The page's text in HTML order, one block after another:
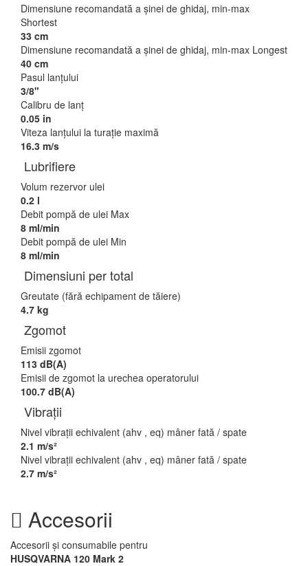
Dimensiune recomandată a şinei de ghidaj, min-max
Shortest
33 cm
Dimensiune recomandată a şinei de ghidaj, min-max Longest
40 cm
Pasul lanţului
3/8"
Calibru de lanţ
0.05 in
Viteza lanţului la turaţie maximă
16.3 m/s
Lubrifiere
Volum rezervor ulei
0.2 l
Debit pompă de ulei Max
8 ml/min
Debit pompă de ulei Min
8 ml/min
Dimensiuni per total
Greutate (fără echipament de tăiere)
4.7 kg
Zgomot
Emisii zgomot
113 dB(A)
Emisii de zgomot la urechea operatorului
100.7 dB(A)
Vibrații
Nivel vibrații echivalent (ahv , eq) mâner fată / spate
2.1 m/s²
Nivel vibrații echivalent (ahv , eq) mâner fată / spate
2.7 m/s²
Accesorii
Accesorii și consumabile pentru
HUSQVARNA 120 Mark 2